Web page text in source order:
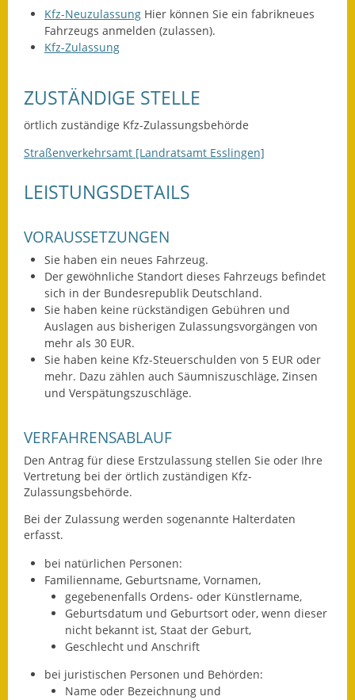
Infos in Leichter Sprache
Nachhaltigkeitsbericht
Notfallplanung
Schadensmeldung
Straßenbau
Landesstraße
Kreisstraße
Ausweichfahrplan
Buslinie 168
Zahlen und Fakten
Behördenadressen
Beratungsstellen im
Landkreis
Dienstleistungen
Formulare
Kfz-Neuzulassung Hier können Sie ein fabrikneues
Fahrzeugs anmelden (zulassen).
Kfz-Zulassung
ZUSTÄNDIGE STELLE
örtlich zuständige Kfz-Zulassungsbehörde
Straßenverkehrsamt [Landratsamt Esslingen]
LEISTUNGSDETAILS
VORAUSSETZUNGEN
Sie haben ein neues Fahrzeug.
Der gewöhnliche Standort dieses Fahrzeugs befindet
sich in der Bundesrepublik Deutschland.
Sie haben keine rückständigen Gebühren und
Auslagen aus bisherigen Zulassungsvorgängen von
mehr als 30 EUR.
Sie haben keine Kfz-Steuerschulden von 5 EUR oder
mehr. Dazu zählen auch Säumniszuschläge, Zinsen
und Verspätungszuschläge.
VERFAHRENSABLAUF
Den Antrag für diese Erstzulassung stellen Sie oder Ihre
Vertretung bei der örtlich zuständigen Kfz-
Zulassungsbehörde.
Bei der Zulassung werden sogenannte Halterdaten
erfasst.
bei natürlichen Personen:
Familienname, Geburtsname, Vornamen,
gegebenenfalls Ordens- oder Künstlername,
Geburtsdatum und Geburtsort oder, wenn dieser
nicht bekannt ist, Staat der Geburt,
Geschlecht und Anschrift
bei juristischen Personen und Behörden:
Name oder Bezeichnung und